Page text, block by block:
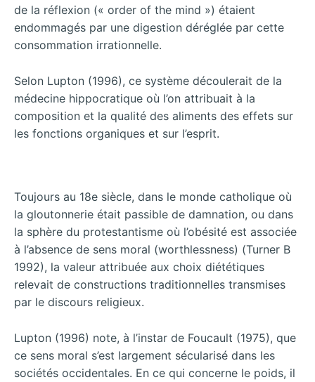
de la réflexion (« order of the mind ») étaient
endommagés par une digestion déréglée par cette
consommation irrationnelle.
Selon Lupton (1996), ce système découlerait de la
médecine hippocratique où l’on attribuait à la
composition et la qualité des aliments des effets sur
les fonctions organiques et sur l’esprit.
Toujours au 18e siècle, dans le monde catholique où
la gloutonnerie était passible de damnation, ou dans
la sphère du protestantisme où l’obésité est associée
à l’absence de sens moral (worthlessness) (Turner B
1992), la valeur attribuée aux choix diététiques
relevait de constructions traditionnelles transmises
par le discours religieux.
Lupton (1996) note, à l’instar de Foucault (1975), que
ce sens moral s’est largement sécularisé dans les
sociétés occidentales. En ce qui concerne le poids, il